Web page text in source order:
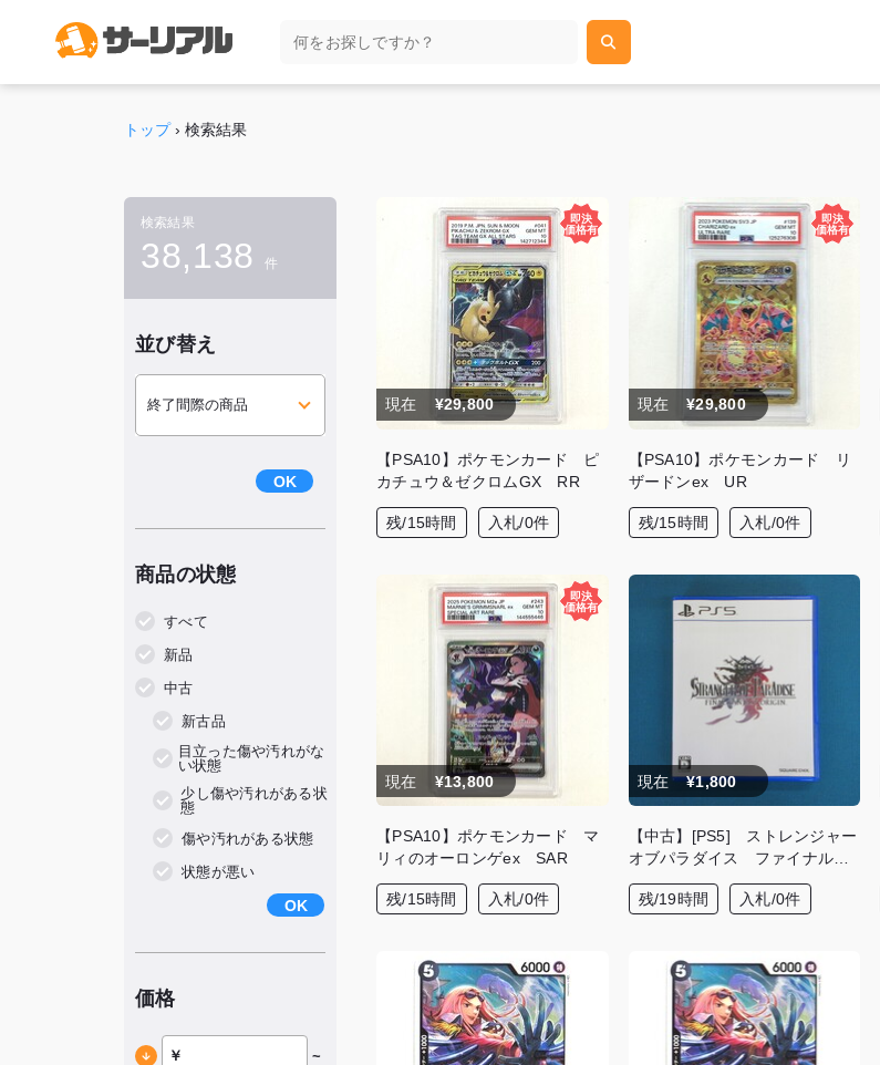
トップ› 検索結果
検索結果
38,138件
並び替え
OK
商品の状態
すべて
新品
中古
新古品
⽬⽴った傷や汚れがな
い状態
少し傷や汚れがある状
態
傷や汚れがある状態
状態が悪い
OK
価格
~
現在 ¥29,800
【PSA10】ポケモンカード ピ
カチュウ＆ゼクロムGX RR
残/15時間 入札/0件
現在 ¥29,800
【PSA10】ポケモンカード リ
ザードンex UR
残/15時間 入札/0件
現在 ¥13,800
【PSA10】ポケモンカード マ
リィのオーロンゲex SAR
残/15時間 入札/0件
現在 ¥1,800
【中古】[PS5] ストレンジャー
オブパラダイス ファイナルフ
ァンタジーオリジン
残/19時間
入札/0件